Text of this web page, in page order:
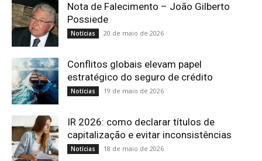
Nota de Falecimento – João Gilberto
Possiede
Notícias 20 de maio de 2026
Conflitos globais elevam papel
estratégico do seguro de crédito
Notícias 19 de maio de 2026
IR 2026: como declarar títulos de
capitalização e evitar inconsistências
Notícias 18 de maio de 2026